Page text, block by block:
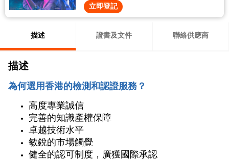
立即登記
描述 證書及文件 聯絡供應商
描述
為何選用香港的檢測和認證服務？
高度專業誠信
完善的知識產權保障
卓越技術水平
敏銳的市場觸覺
健全的認可制度，廣獲國際承認